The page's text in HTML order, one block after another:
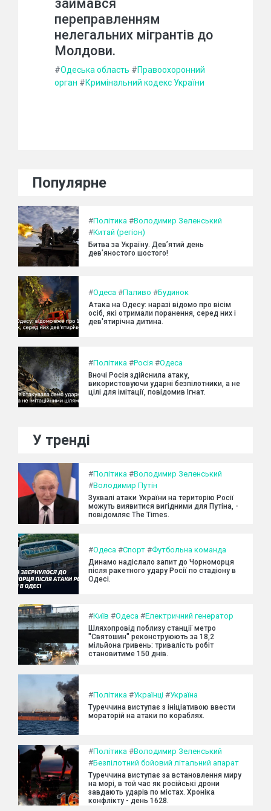
займався
переправленням
нелегальних мігрантів до
Молдови.
#Одеська область #Правоохоронний
орган #Кримінальний кодекс України
Популярне
#Політика #Володимир Зеленський
#Китай (регіон)
Битва за Україну. Дев’ятий день
дев’яностого шостого!
#Одеса #Паливо #Будинок
Атака на Одесу: наразі відомо про вісім
осіб, які отримали поранення, серед них і
дев'ятирічна дитина.
#Політика #Росія #Одеса
Вночі Росія здійснила атаку,
використовуючи ударні безпілотники, а не
цілі для імітації, повідомив Ігнат.
У тренді
#Політика #Володимир Зеленський
#Володимир Путін
Зухвалі атаки України на територію Росії
можуть виявитися вигідними для Путіна, -
повідомляє The Times.
#Одеса #Спорт #Футбольна команда
Динамо надіслало запит до Чорноморця
після ракетного удару Росії по стадіону в
Одесі.
#Київ #Одеса #Електричний генератор
Шляхопровід поблизу станції метро
"Святошин" реконструюють за 18,2
мільйона гривень: тривалість робіт
становитиме 150 днів.
#Політика #Українці #Україна
Туреччина виступає з ініціативою ввести
мораторій на атаки по кораблях.
#Політика #Володимир Зеленський
#Безпілотний бойовий літальний апарат
Туреччина виступає за встановлення миру
на морі, в той час як російські дрони
завдають ударів по містах. Хроніка
конфлікту - день 1628.